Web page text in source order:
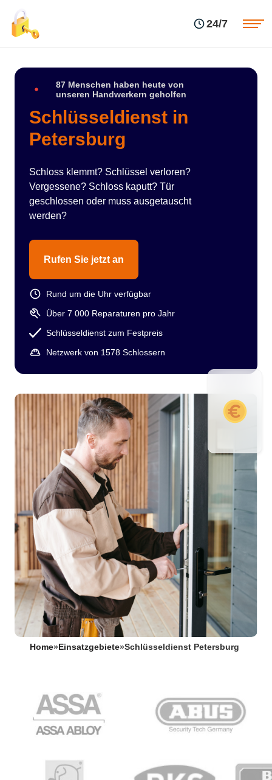
24/7
87 Menschen haben heute von
unseren Handwerkern geholfen
Schlüsseldienst in
Petersburg
Schloss klemmt? Schlüssel verloren?
Vergessene? Schloss kaputt? Tür
geschlossen oder muss ausgetauscht
werden?
Rufen Sie jetzt an
Rund um die Uhr verfügbar
Über 7 000 Reparaturen pro Jahr
Schlüsseldienst zum Festpreis
Netzwerk von 1578 Schlossern
Home» Einsatzgebiete»Schlüsseldienst Petersburg